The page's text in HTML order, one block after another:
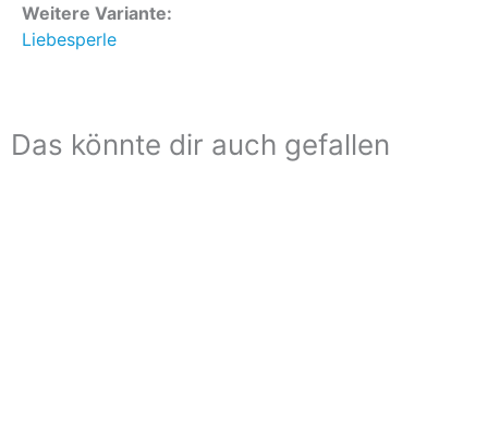
Weitere Variante:
Liebesperle
Das könnte dir auch gefallen